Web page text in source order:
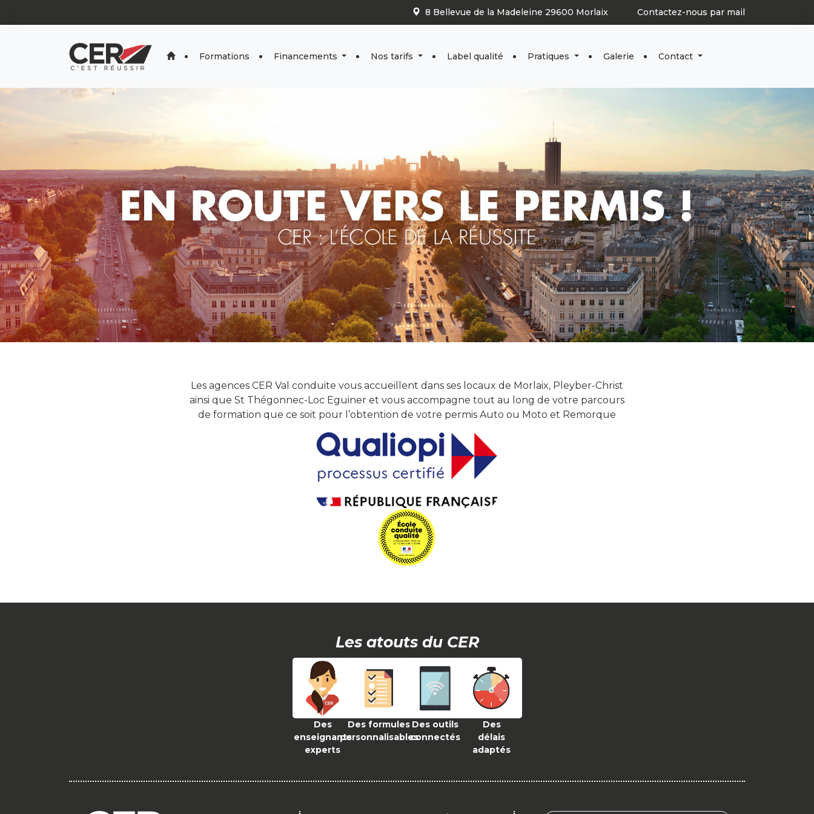
8 Bellevue de la Madeleine 29600 Morlaix Contactez-nous par mail
Formations Financements Nos tarifs Label qualité Pratiques Galerie Contact
Les agences CER Val conduite vous accueillent dans ses locaux de Morlaix, Pleyber-Christ
ainsi que St Thégonnec-Loc Eguiner et vous accompagne tout au long de votre parcours
de formation que ce soit pour l’obtention de votre permis Auto ou Moto et Remorque
Les atouts du CER
Des
enseignants
experts
Des formules
personnalisables
Des outils
connectés
Des
délais
adaptés